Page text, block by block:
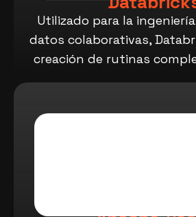
Utilizado para la
datos colaborativas,
creación de rutinas